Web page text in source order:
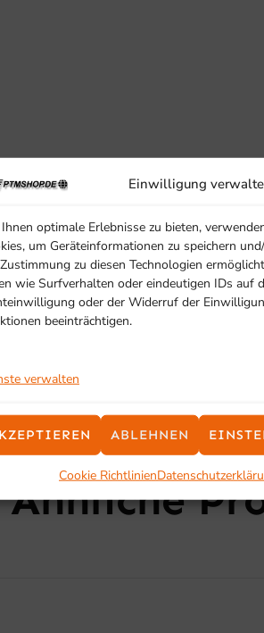
Einwilligung
optimale Erlebnisse zu bieten,
um Geräteinformationen zu speichern
zu diesen Technologien
wie Surfverhalten oder eindeutigen IDs auf
oder der Widerruf der
beeinträchtigen.
verwalten
ABLEHNEN
Cookie Richtlinien
SCHON GESEHEN?
Ähnliche